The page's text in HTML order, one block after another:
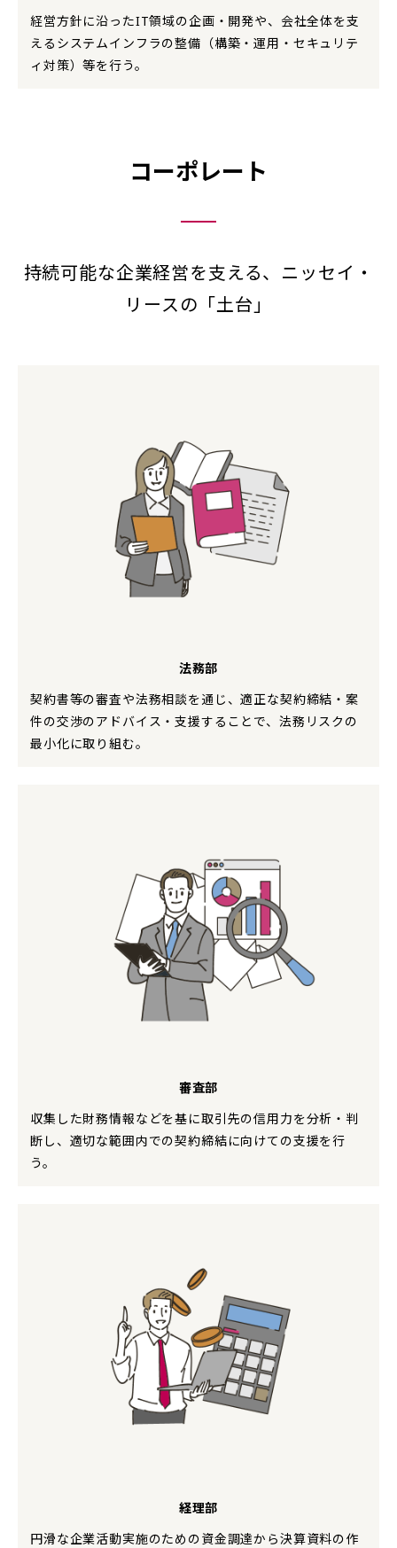
経営方針に沿ったIT領域の企画・開発や、会社全体を支
えるシステムインフラの整備（構築・運用・セキュリテ
ィ対策）等を行う。
コーポレート
持続可能な企業経営を支える、ニッセイ・
リースの「土台」
法務部
契約書等の審査や法務相談を通じ、適正な契約締結・案
件の交渉のアドバイス・支援することで、法務リスクの
最小化に取り組む。
審査部
収集した財務情報などを基に取引先の信用力を分析・判
断し、適切な範囲内での契約締結に向けての支援を行
う。
経理部
円滑な企業活動実施のための資金調達から決算資料の作